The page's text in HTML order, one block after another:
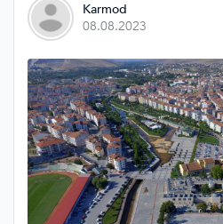
Karmod
08.08.2023